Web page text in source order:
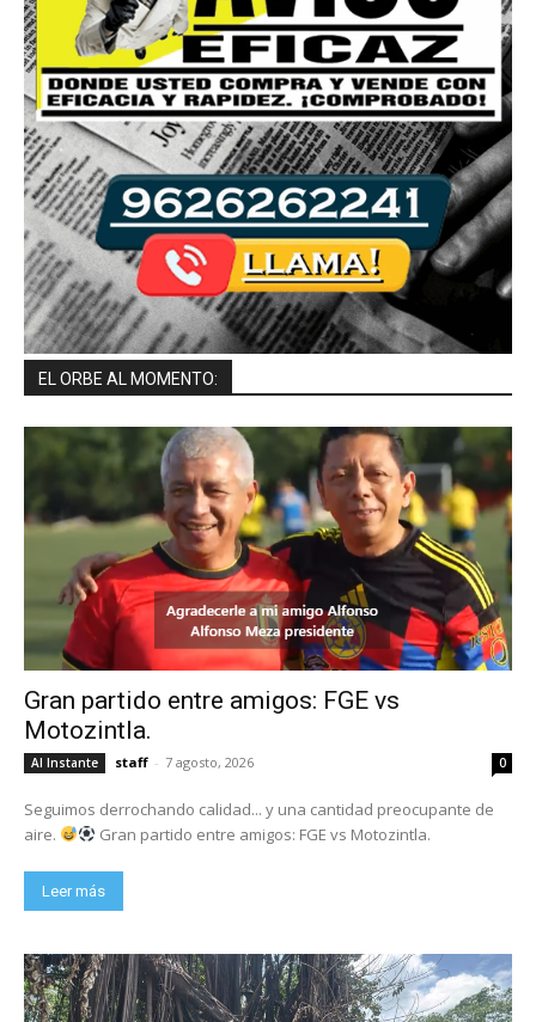
EL ORBE AL MOMENTO:
Gran partido entre amigos: FGE vs
Motozintla.
Al Instante staff - 7 agosto, 2026 0
Seguimos derrochando calidad... y una cantidad preocupante de
aire.
Gran partido entre amigos: FGE vs Motozintla.
Leer más